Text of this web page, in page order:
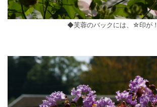
◆芙蓉のバックには、☆印が！